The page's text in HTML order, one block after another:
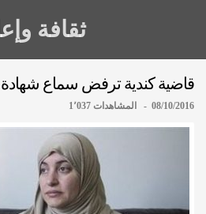
ثقافة
قاضية كندية ترفض سماع
08/10/2016 - المشاهدات 1٬037